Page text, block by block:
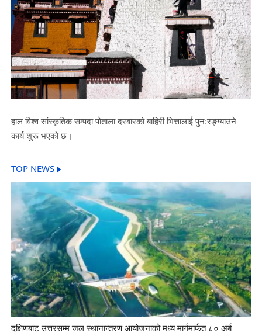
हाल विश्व सांस्कृतिक सम्पदा पोताला दरबारको बाहिरी भित्तालाई पुन:रङ्ग्याउने
कार्य शुरू भएको छ।
TOP NEWS
दक्षिणबाट उत्तरसम्म जल स्थानान्तरण आयोजनाको मध्य मार्गमार्फत ८० अर्ब